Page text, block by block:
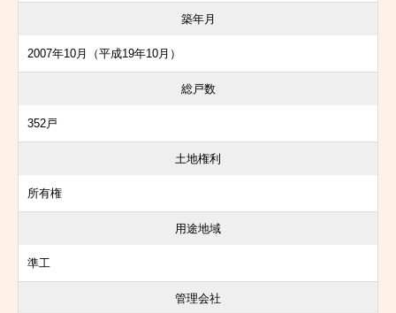
築年月
2007年10月（平成19年10月）
総戸数
352戸
土地権利
所有権
用途地域
準工
管理会社